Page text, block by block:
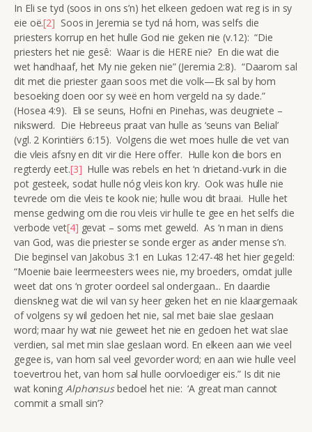
In Eli se tyd (soos in ons s’n) het elkeen gedoen wat reg is in sy
eie oë.[2] Soos in Jeremia se tyd ná hom, was selfs die
priesters korrup en het hulle God nie geken nie (v.12): “Die
priesters het nie gesê: Waar is die HERE nie? En die wat die
wet handhaaf, het My nie geken nie” (Jeremia 2:8). “Daarom sal
dit met die priester gaan soos met die volk—Ek sal by hom
besoeking doen oor sy weë en hom vergeld na sy dade.”
(Hosea 4:9). Eli se seuns, Hofni en Pinehas, was deugniete –
nikswerd. Die Hebreeus praat van hulle as ‘seuns van Belial’
(vgl. 2 Korintiërs 6:15). Volgens die wet moes hulle die vet van
die vleis afsny en dit vir die Here offer. Hulle kon die bors en
regterdy eet.[3] Hulle was rebels en het ‘n drietand-vurk in die
pot gesteek, sodat hulle nóg vleis kon kry. Ook was hulle nie
tevrede om die vleis te kook nie; hulle wou dit braai. Hulle het
mense gedwing om die rou vleis vir hulle te gee en het selfs die
verbode vet[4] gevat – soms met geweld. As ‘n man in diens
van God, was die priester se sonde erger as ander mense s’n.
Die beginsel van Jakobus 3:1 en Lukas 12:47-48 het hier gegeld:
“Moenie baie leermeesters wees nie, my broeders, omdat julle
weet dat ons ‘n groter oordeel sal ondergaan... En daardie
dienskneg wat die wil van sy heer geken het en nie klaargemaak
of volgens sy wil gedoen het nie, sal met baie slae geslaan
word; maar hy wat nie geweet het nie en gedoen het wat slae
verdien, sal met min slae geslaan word. En elkeen aan wie veel
gegee is, van hom sal veel gevorder word; en aan wie hulle veel
toevertrou het, van hom sal hulle oorvloediger eis.” Is dit nie
wat koning Alphonsusbedoel het nie: ‘A great man cannot
commit a small sin’?